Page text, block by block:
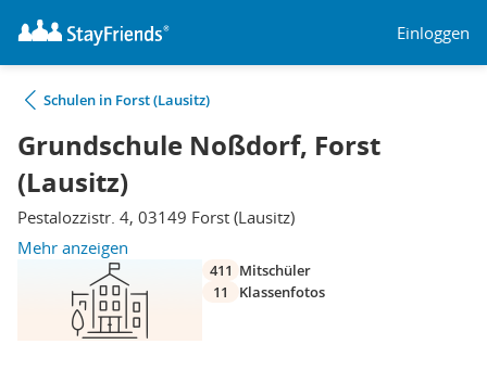
Einloggen
Schulen in Forst (Lausitz)
Grundschule Noßdorf, Forst
(Lausitz)
Pestalozzistr. 4, 03149 Forst (Lausitz)
Mehr anzeigen
411 Mitschüler
11
Klassenfotos